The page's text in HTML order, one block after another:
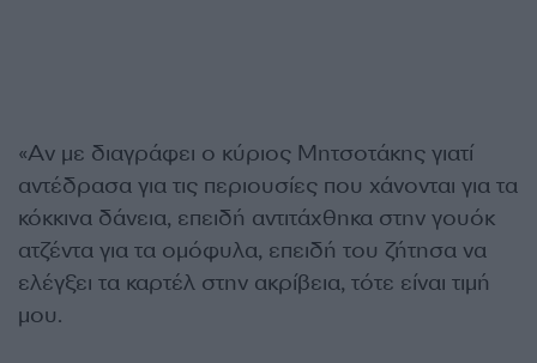
«Αν με διαγράφει ο κύριος Μητσοτάκης γιατί
αντέδρασα για τις περιουσίες που χάνονται για τα
κόκκινα δάνεια, επειδή αντιτάχθηκα στην γουόκ
ατζέντα για τα ομόφυλα, επειδή του ζήτησα να
ελέγξει τα καρτέλ στην ακρίβεια, τότε είναι τιμή
μου.